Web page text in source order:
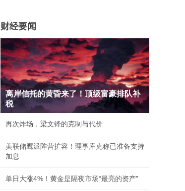
财经要闻
离岸信托的黄昏来了！顶级富豪排队补
税
再次炸场，梁文锋的克制与代价
美联储鹰派阵营扩容！理事库克称已准备支持
加息
单日大涨4%！黄金是隔夜市场“最亮的资产”